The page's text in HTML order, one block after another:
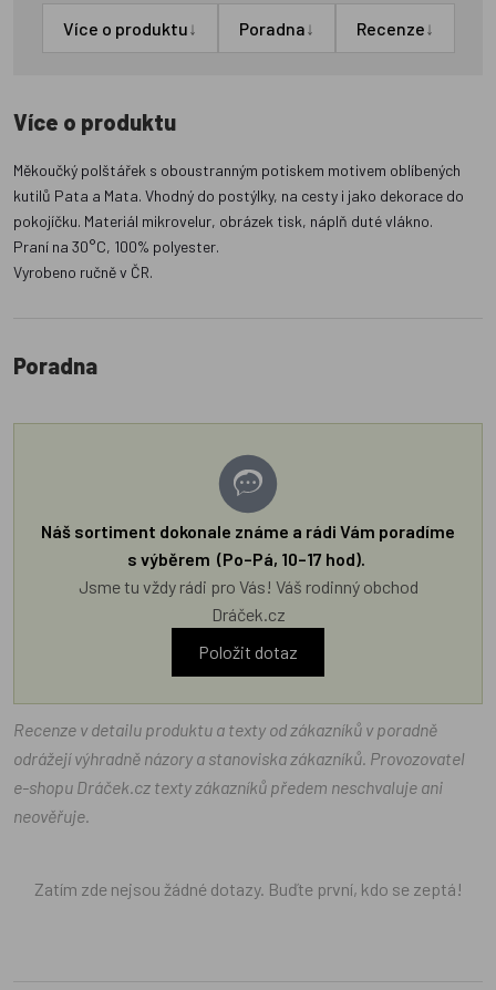
Více o produktu↓ Poradna↓ Recenze↓
Více o produktu
Měkoučký polštářek s oboustranným potiskem motivem oblíbených
kutilů Pata a Mata. Vhodný do postýlky, na cesty i jako dekorace do
pokojíčku. Materiál mikrovelur, obrázek tisk, náplň duté vlákno.
Praní na 30°C, 100% polyester.
Vyrobeno ručně v ČR.
Poradna
Náš sortiment dokonale známe a rádi Vám poradíme
s výběrem (Po–Pá, 10–17 hod).
Jsme tu vždy rádi pro Vás! Váš rodinný obchod
Dráček.cz
Položit dotaz
Recenze v detailu produktu a texty od zákazníků v poradně
odrážejí výhradně názory a stanoviska zákazníků. Provozovatel
e-shopu Dráček.cz texty zákazníků předem neschvaluje ani
neověřuje.
Zatím zde nejsou žádné dotazy. Buďte první, kdo se zeptá!